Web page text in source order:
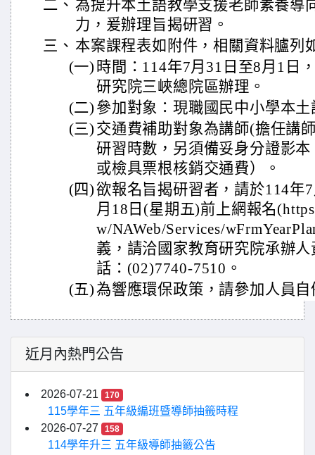
二、 為提升本土語教學支援老師素養導
力，爰辦理旨揭研習。
三、 本案課程表如附件，相關資料臚列
(一) 時間：114年7月31日至8月1日
研究院三峽總院區辦理。
(二) 參加對象：現職國民中小學本
(三) 交通費補助對象為講師(擔任講
研習時數，另須備妥身分證影
或檢具票根核銷交通費）。
(四)欲報名旨揭研習者，請於114年
月18日(星期五)前上網報名
w/NAWeb/Services/
義，請洽國家教育研究院承辦
話：(02)7740-7510。
(五)為響應環保政策，請參加人員
近月內熱門公告
2026-07-21 170
115學年三 五年級編班暨導師抽籤時程
2026-07-27
158
114學年升三 五年級導師抽籤公告